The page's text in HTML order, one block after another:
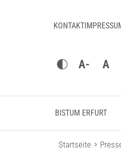
KONTAKT
A- A
BISTUM ERFURT
Startseite